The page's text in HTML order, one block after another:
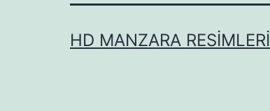
HD MANZARA RESIMLERI